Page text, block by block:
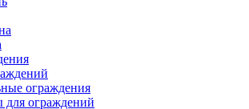
ограждения
для ограждений